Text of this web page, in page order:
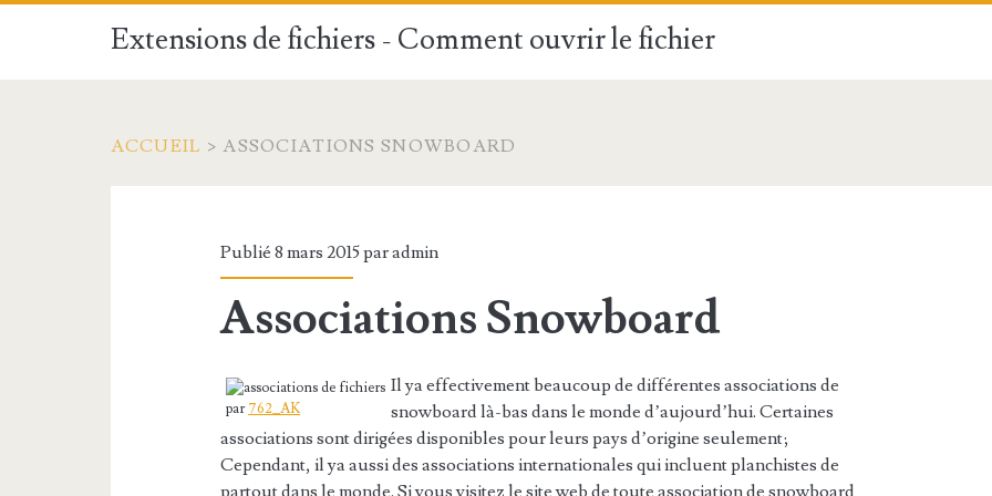
Extensions de fichiers - Comment ouvrir le fichier
ACCUEIL > ASSOCIATIONS SNOWBOARD
Publié 8 mars 2015 paradmin
Associations Snowboard
par762_AK
Il ya effectivement beaucoup de différentes associations de
snowboard là-bas dans le monde d’aujourd’hui. Certaines
associations sont dirigées disponibles pour leurs pays d’origine seulement;
Cependant, il ya aussi des associations internationales qui incluent planchistes de
partout dans le monde. Si vous visitez le site web de toute association de snowboard